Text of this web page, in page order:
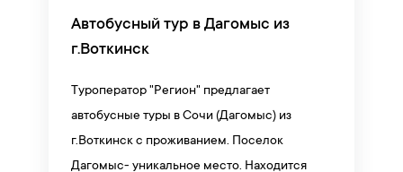
Автобусный тур в Дагомыс из
г.Воткинск
Туроператор "Регион" предлагает
автобусные туры в Сочи (Дагомыс) из
г.Воткинск с проживанием. Поселок
Дагомыс- уникальное место. Находится